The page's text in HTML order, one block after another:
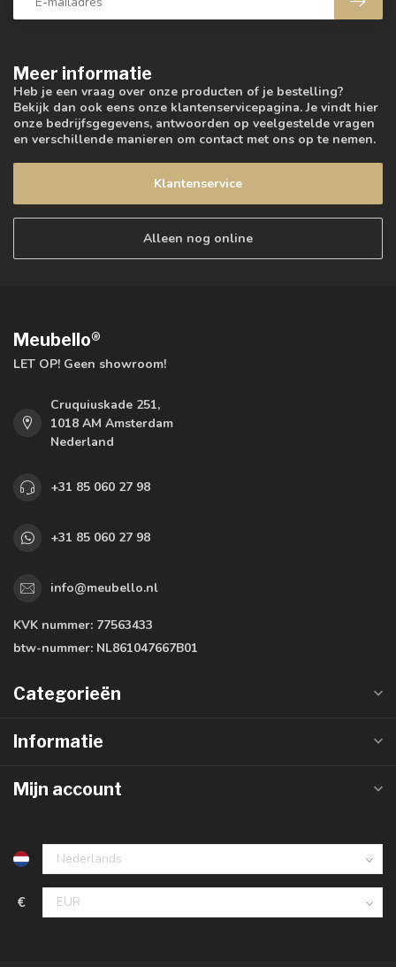
Meer informatie
Heb je een vraag over onze producten of je bestelling?
Bekijk dan ook eens onze klantenservicepagina. Je vindt hier
onze bedrijfsgegevens, antwoorden op veelgestelde vragen
en verschillende manieren om contact met ons op te nemen.
Klantenservice
Alleen nog online
Meubello®
LET OP! Geen showroom!
Cruquiuskade 251,
1018 AM Amsterdam
Nederland
+31 85 060 27 98
+31 85 060 27 98
info@meubello.nl
KVK nummer: 77563433
btw-nummer: NL861047667B01
Categorieën
Informatie
Mijn account
€